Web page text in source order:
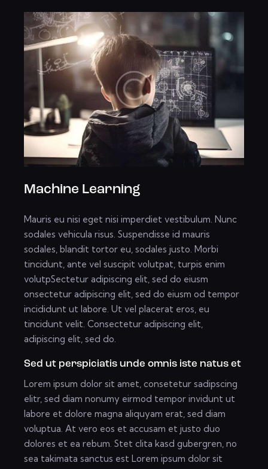
Machine Learning
Mauris eu nisi eget nisi imperdiet vestibulum. Nunc
sodales vehicula risus. Suspendisse id mauris
sodales, blandit tortor eu, sodales justo. Morbi
tincidunt, ante vel suscipit volutpat, turpis enim
volutpSectetur adipiscing elit, sed do eiusm
onsectetur adipiscing elit, sed do eiusm od tempor
incididunt ut labore. Ut vel placerat eros, eu
tincidunt velit. Consectetur adipiscing elit,
adipiscing elit, sed do.
Sed ut perspiciatis unde omnis iste natus et
Lorem ipsum dolor sit amet, consetetur sadipscing
elitr, sed diam nonumy eirmod tempor invidunt ut
labore et dolore magna aliquyam erat, sed diam
voluptua. At vero eos et accusam et justo duo
dolores et ea rebum. Stet clita kasd gubergren, no
sea takimata sanctus est Lorem ipsum dolor sit